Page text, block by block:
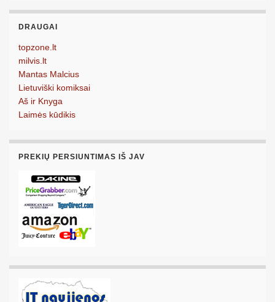
DRAUGAI
topzone.lt
milvis.lt
Mantas Malcius
Lietuviški komiksai
Aš ir Knyga
Laimės kūdikis
PREKIŲ PERSIUNTIMAS IŠ JAV